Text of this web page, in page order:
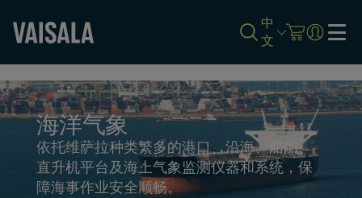
to
main
content
中
文
海洋气象
依托维萨拉种类繁多的港口、沿海、船舶、
直升机平台及海上气象监测仪器和系统，保
障海事作业安全顺畅。